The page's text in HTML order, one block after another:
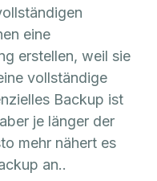
eine
erstellen, weil sie
vollständige
Backup ist
je länger der
mehr nähert es
an..